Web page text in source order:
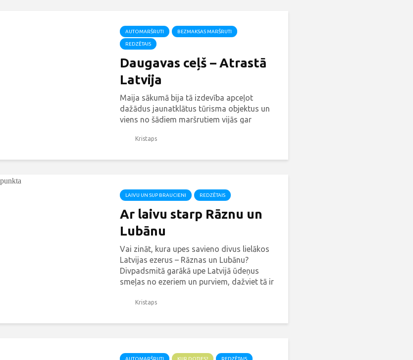
AUTOMARŠRUTI BEZMAKSAS MARŠRUTI
REDZĒTAIS
Daugavas ceļš – Atrastā
Latvija
Maija sākumā bija tā izdevība apceļot
dažādus jaunatklātus tūrisma objektus un
viens no šādiem maršrutiem vijās gar
attiecīgi arī nosaukums - Daugavas ceļš.
Kristaps
LAIVU UN SUP BRAUCIENI REDZĒTAIS
Ar laivu starp Rāznu un
Lubānu
Vai zināt, kura upes savieno divus lielākos
Latvijas ezerus – Rāznas un Lubānu?
Divpadsmitā garākā upe Latvijā ūdeņus
smeļas no ezeriem un purviem, dažviet tā ir
ar 116...Kristaps
AUTOMARŠRUTI KUR DOTIES? REDZĒTAIS